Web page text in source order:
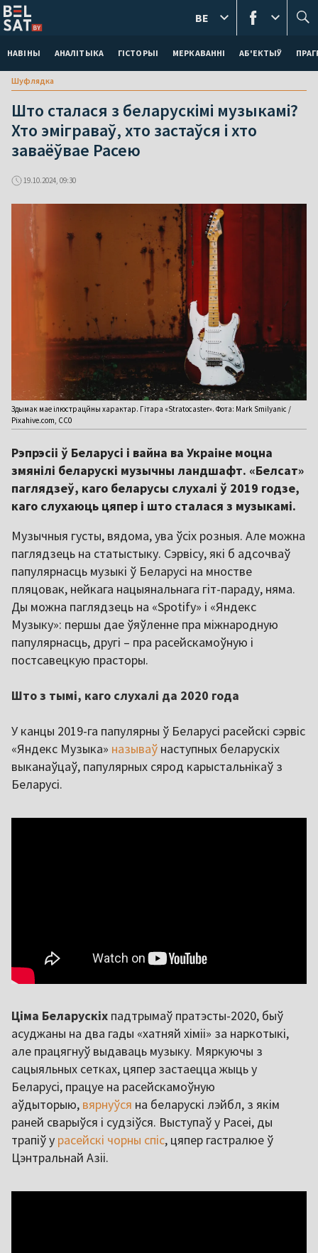
НАВІНЫ АНАЛІТЫКА ГІСТОРЫІ МЕРКАВАННI АБ'ЕКТЫЎ
BE
Шуфлядка
Што сталася з беларускімі музыкамі?
Хто эміграваў, хто застаўся і хто
заваёўвае Расею
19.10.2024, 09:30
Здымак мае ілюстрацйны характар. Гітара «Stratocaster». Фота: Mark Smilyanic /
Pixahive.com, CC0
Рэпрэсіі ў Беларусі і вайна ва Украіне моцна
змянілі беларускі музычны ландшафт. «Белсат»
паглядзеў, каго беларусы слухалі ў 2019 годзе,
каго слухаюць цяпер і што сталася з музыкамі.
Музычныя густы, вядома, ува ўсіх розныя. Але можна
паглядзець на статыстыку. Сэрвісу, які б адсочваў
папулярнасць музыкі ў Беларусі на мностве
пляцовак, нейкага нацыянальнага гіт-параду, няма.
Ды можна паглядзець на «Spotify» і «Яндекс
Музыку»: першы дае ўяўленне пра міжнародную
папулярнасць, другі – пра расейскамоўную і
постсавецкую прасторы.
Што з тымі, каго слухалі да 2020 года
У канцы 2019-га папулярны ў Беларусі расейскі сэрвіс
«Яндекс Музыка» называў наступных беларускіх
выканаўцаў, папулярных сярод карыстальнікаў з
Беларусі.
Ціма Беларускіх падтрымаў пратэсты-2020, быў
асуджаны на два гады «хатняй хіміі» за наркотыкі,
але працягнуў выдаваць музыку. Мяркуючы з
сацыяльных сетках, цяпер застаецца жыць у
Беларусі, працуе на расейскамоўную
аўдыторыю, вярнуўся на беларускі лэйбл, з якім
раней сварыўся і судзіўся. Выступаў у Расеі, ды
трапіў у расейскі чорны спіс, цяпер гастралюе ў
Цэнтральнай Азіі.